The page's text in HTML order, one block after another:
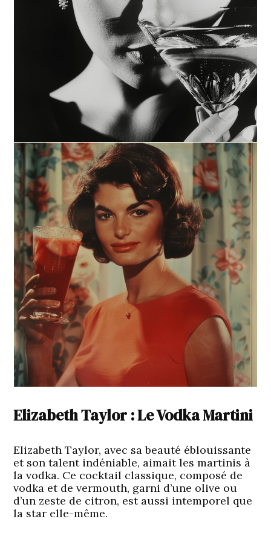
Elizabeth Taylor : Le Vodka Martini
Elizabeth Taylor, avec sa beauté éblouissante
et son talent indéniable, aimait les martinis à
la vodka. Ce cocktail classique, composé de
vodka et de vermouth, garni d’une olive ou
d’un zeste de citron, est aussi intemporel que
la star elle-même.